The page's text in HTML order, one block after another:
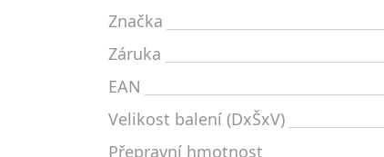
Značka
Záruka
EAN
Velikost balení (DxŠxV)
Přepravní hmotnost